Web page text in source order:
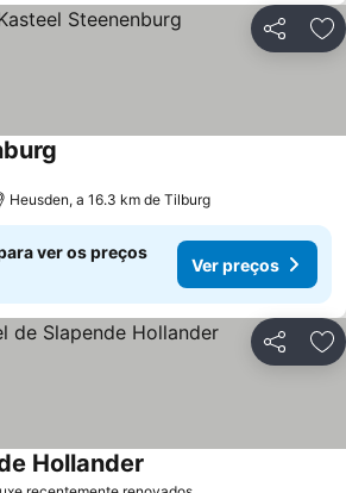
Partilhar
Heusden, a 16.3 km de Tilburg
ver os preços
Ver preços
Partilhar
Hollander